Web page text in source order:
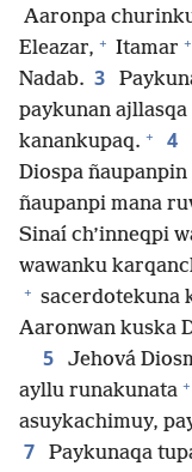
Aaronpa
Eleazar, + Itamar +
Nadab. 3
paykunan ajllasqa
kanankupaq. + 4
Diospa
ñaupanpi mana
Sinaí ch’inneqpi
wawanku
+ sacerdotekuna
Aaronwan kuska
5 Jehová
ayllu runakunata +
asuykachimuy,
7
Paykunaqa